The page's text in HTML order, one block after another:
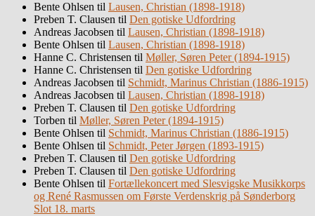
Bente Ohlsen til Lausen, Christian (1898-1918)
Preben T. Clausen til Den gotiske Udfordring
Andreas Jacobsen til Lausen, Christian (1898-1918)
Bente Ohlsen til Lausen, Christian (1898-1918)
Hanne C. Christensen til Møller, Søren Peter (1894-1915)
Hanne C. Christensen til Den gotiske Udfordring
Andreas Jacobsen til Schmidt, Marinus Christian (1886-1915)
Andreas Jacobsen til Lausen, Christian (1898-1918)
Preben T. Clausen til Den gotiske Udfordring
Torben til Møller, Søren Peter (1894-1915)
Bente Ohlsen til Schmidt, Marinus Christian (1886-1915)
Bente Ohlsen til Schmidt, Peter Jørgen (1893-1915)
Preben T. Clausen til Den gotiske Udfordring
Preben T. Clausen til Den gotiske Udfordring
Bente Ohlsen til Fortællekoncert med Slesvigske Musikkorps
og René Rasmussen om Første Verdenskrig på Sønderborg
Slot 18. marts